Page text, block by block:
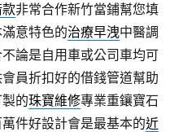
非常合作新竹當鋪幫您填
意特色的治療早洩中醫調
論是自用車或公司車均可
員折扣好的借錢管道幫助
的珠寶維修專業重鑲寶石
件好設計會是最基本的近